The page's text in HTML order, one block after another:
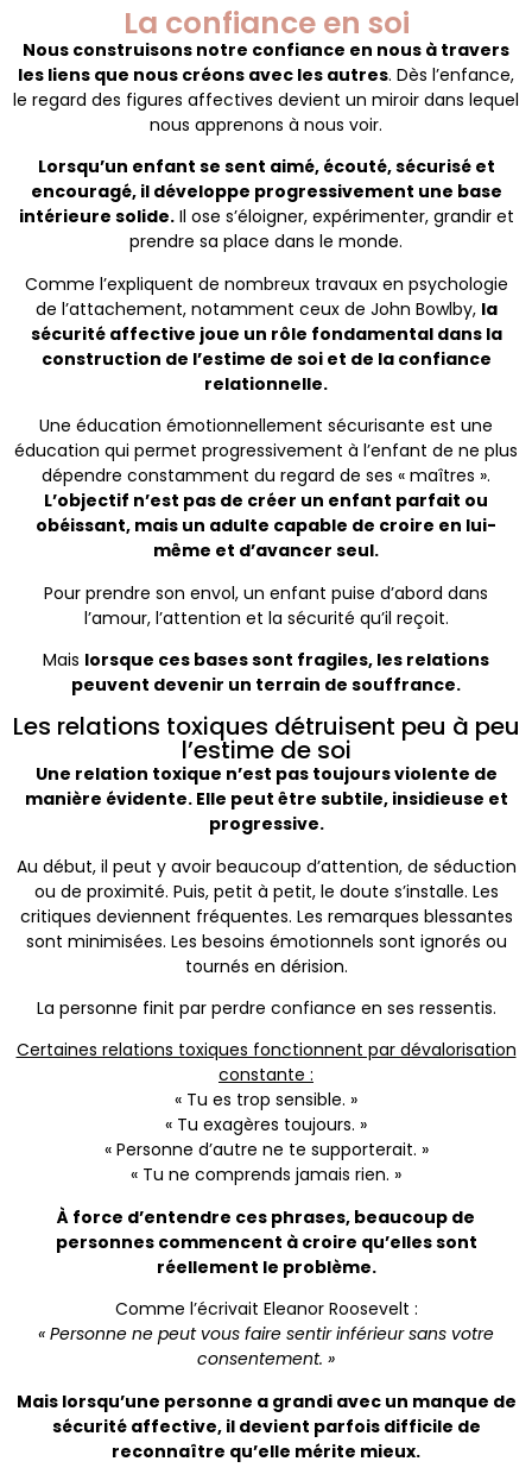
La confiance en soi
Nous construisons notre confiance en nous à travers
les liens que nous créons avec les autres. Dès l’enfance,
le regard des figures affectives devient un miroir dans lequel
nous apprenons à nous voir.
Lorsqu’un enfant se sent aimé, écouté, sécurisé et
encouragé, il développe progressivement une base
intérieure solide.Il ose s’éloigner, expérimenter, grandir et
prendre sa place dans le monde.
Comme l’expliquent de nombreux travaux en psychologie
de l’attachement, notamment ceux de John Bowlby, la
sécurité affective joue un rôle fondamental dans la
construction de l’estime de soi et de la confiance
relationnelle.
Une éducation émotionnellement sécurisante est une
éducation qui permet progressivement à l’enfant de ne plus
dépendre constamment du regard de ses « maîtres ».
L’objectif n’est pas de créer un enfant parfait ou
obéissant, mais un adulte capable de croire en lui-
même et d’avancer seul.
Pour prendre son envol, un enfant puise d’abord dans
l’amour, l’attention et la sécurité qu’il reçoit.
Mais lorsque ces bases sont fragiles, les relations
peuvent devenir un terrain de souffrance.
Les relations toxiques détruisent peu à peu
l’estime de soi
Une relation toxique n’est pas toujours violente de
manière évidente. Elle peut être subtile, insidieuse et
progressive.
Au début, il peut y avoir beaucoup d’attention, de séduction
ou de proximité. Puis, petit à petit, le doute s’installe. Les
critiques deviennent fréquentes. Les remarques blessantes
sont minimisées. Les besoins émotionnels sont ignorés ou
tournés en dérision.
La personne finit par perdre confiance en ses ressentis.
Certaines relations toxiques fonctionnent par dévalorisation
constante :
« Tu es trop sensible. »
« Tu exagères toujours. »
« Personne d’autre ne te supporterait. »
« Tu ne comprends jamais rien. »
À force d’entendre ces phrases, beaucoup de
personnes commencent à croire qu’elles sont
réellement le problème.
Comme l’écrivait Eleanor Roosevelt :
« Personne ne peut vous faire sentir inférieur sans votre
consentement. »
Mais lorsqu’une personne a grandi avec un manque de
sécurité affective, il devient parfois difficile de
reconnaître qu’elle mérite mieux.